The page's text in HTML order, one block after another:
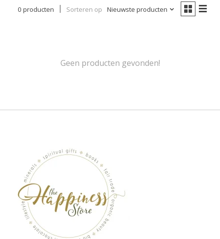
0 producten Sorteren op Nieuwste producten
Geen producten gevonden!